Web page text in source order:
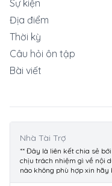
Sự kiện
Địa điểm
Thời kỳ
Câu hỏi ôn tập
Bài viết
Nhà Tài Trợ
** Đây là liên kết chia sẻ
chịu trách nhiệm gì về nội
nào không phù hợp xin hãy